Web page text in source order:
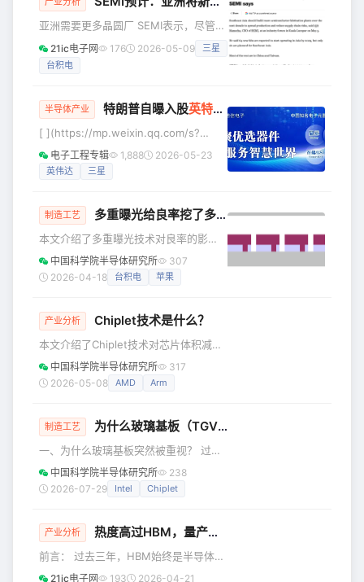
龙虾的实用价值还算不上很大，但它可
能一定程度证明了智能体AI的发展路径
是正确的。 所以最近Intel提出的“智能体
亚洲需要更多晶圆厂 SEMI表示，尽管受
中东危机、贸易不确定性及原材料短缺
影响，半导体需求激增势头仍将持续；
至2万亿美元。地缘政治风险今年难抑行
业繁荣，但原材料短缺可能影响长期前
景，各国正解决关键矿物及溴、氦等关
键气体的短缺问题，其中氦气因中东局
势3月价格大幅上涨，溴也面临短缺风
十年多
21ic电子网 176 2026-05-09
三星
台积电
半导体产业 特朗普自曝入股英特尔 内幕：“该死，我应该多
[ ](https://mp.weixin.qq.com/s?
5月19日消息，美国总统特朗普近日在接
电子工程专辑 1,888 2026-05-23
英伟达 三星
制造工艺 多重曝光给良率挖了多少坑？
本文介绍了多重曝光技术对良率的影
响。 良率是决定先进制程芯片能不能
卖、赚不赚钱的核心，从来不是制造端
下半场，拼的不是谁能做更小的晶体
懂：良率到底是怎么算出来的 先给良率
一个人话定义：一片晶圆上能通过测试
的合格芯片，除以总芯片数，这个比值
源：工艺偏差、设计限制
中国科学院半导体研究所
307
2026-04-18
台积电 苹果
产业分析 Chiplet技术是什么？
本文介绍了Chiplet技术对芯片体积减少
的作用，及其关键互连技术。 传统芯片
设计依靠不断缩小晶体管尺寸来提升性
的思路：将原本集成在一颗芯片上的不
再通过先进封装技术将它们重新集成为
一个完整的系统。从外部看，它仍然是
一颗芯片；但从内部看，它已经是一个
Chip
中国科学院半导体研究所
317
2026-05-08
AMD Arm
制造工艺 为什么玻璃基板（TGV）突然被重视？
一、为什么玻璃基板突然被重视？ 过去
很多高端封装依赖有机基板、硅中介
层、ABF载板等材料体系。 但随着AI芯
材料逐渐遇到瓶颈。 尤其是AI训练芯片
单独工作，而是多个逻辑芯片、HBM、
中国科学院半导体研究所
238
2026-07-29
Intel Chiplet
产业分析 热度高过HBM，量产在即的SOCAMM2竞争势态白热化
前言： 过去三年，HBM始终是半导体行
业的绝对顶流，但进入2026年，
21ic电子网 193 2026-04-21